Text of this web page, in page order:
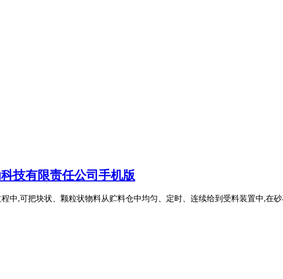
技有限责任公司手机版
中,可把块状、颗粒状物料从贮料仓中均匀、定时、连续给到受料装置中,在